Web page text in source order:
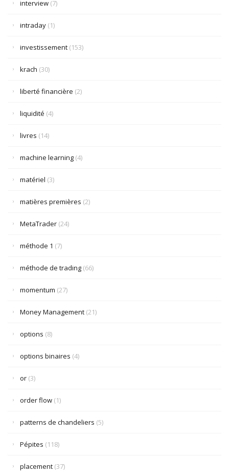
interview (7)
intraday (1)
investissement (153)
krach (30)
liberté financière (2)
liquidité (4)
livres (14)
machine learning (4)
matériel (3)
matières premières (2)
MetaTrader (24)
méthode 1 (7)
méthode de trading (66)
momentum (27)
Money Management (21)
options (8)
options binaires (4)
or (3)
order flow (1)
patterns de chandeliers (5)
Pépites (118)
placement (37)